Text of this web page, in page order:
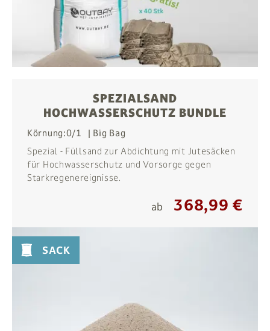
SPEZIALSAND
HOCHWASSERSCHUTZ BUNDLE
Körnung:0/1
Big Bag
Spezial - Füllsand zur Abdichtung mit Jutesäcken
für Hochwasserschutz und Vorsorge gegen
Starkregenereignisse.
ab 368,99 €
SACK